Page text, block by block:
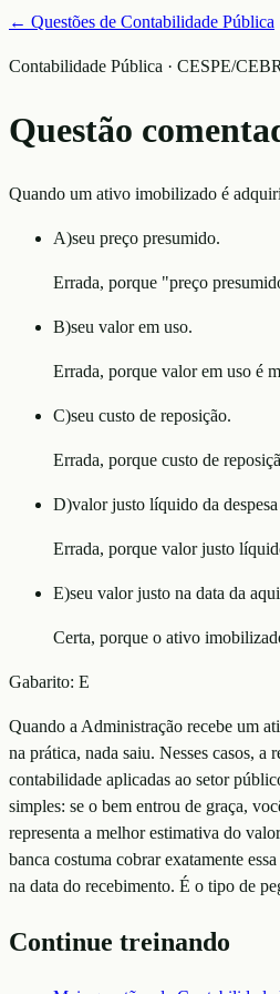
← Questões de Contabilidade Pública
Contabilidade Pública · CESPE/
Questão
Quando um ativo imobilizado é
A)seu preço presumido.
Errada, porque "preço
B)seu valor em uso.
Errada, porque valor em uso é
C)seu custo de reposição.
Errada, porque custo de
D)valor justo líquido da
Errada, porque valor justo
E)seu valor justo na data da
Certa, porque o ativo
Gabarito: E
Quando a Administração recebe um
na prática, nada saiu. Nesses casos,
contabilidade aplicadas ao setor
simples: se o bem entrou de graça,
representa a melhor estimativa do
banca costuma cobrar exatamente
na data do recebimento. É o tipo de
Continue treinando